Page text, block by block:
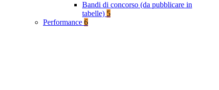
Bandi di concorso (da pubblicare in
tabelle) 5
Performance 6